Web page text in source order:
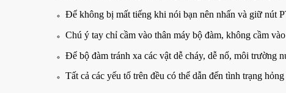
Để không bị mất tiếng khi nói bạn nên nhấn và giữ nút
Chú ý tay chỉ cầm vào thân máy bộ đàm, không cầm
Để bộ đàm tránh xa các vật dễ cháy, dễ nổ, môi trường
Tất cả các yếu tố trên đều có thể dẫn đến tình trạng